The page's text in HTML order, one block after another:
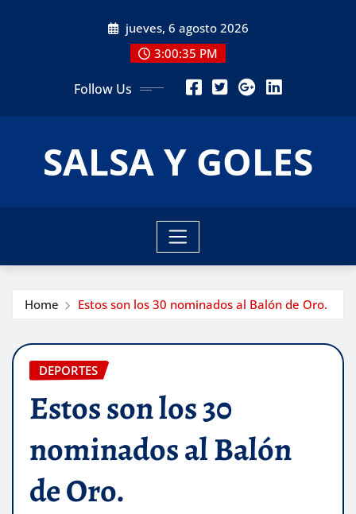
jueves, 6 agosto 2026
3:00:37 PM
Follow Us
SALSA Y GOLES
Home Estos son los 30 nominados al Balón de Oro.
DEPORTES
Estos son los 30
nominados al Balón
de Oro.